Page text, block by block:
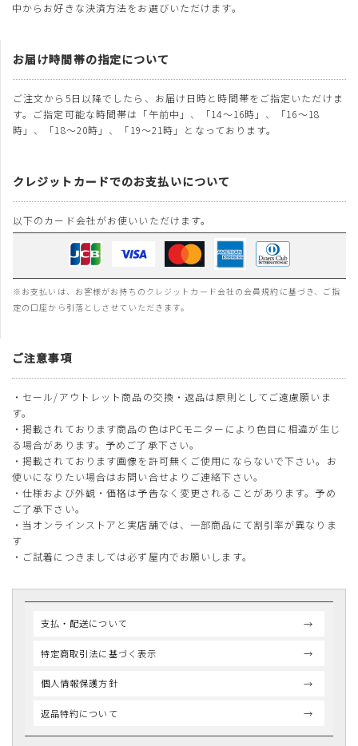
中からお好きな決済方法をお選びいただけます。
お届け時間帯の指定について
ご注文から5日以降でしたら、お届け日時と時間帯をご指定いただけま
す。ご指定可能な時間帯は「午前中」、「14～16時」、「16～18
時」、「18～20時」、「19～21時」となっております。
クレジットカードでのお支払いについて
以下のカード会社がお使いいただけます。
※お支払いは、お客様がお持ちのクレジットカード会社の会員規約に基づき、ご指
定の口座から引落としさせていただきます。
ご注意事項
・セール/アウトレット商品の交換・返品は原則としてご遠慮願いま
す。
・掲載されております商品の色はPCモニターにより色目に相違が生じ
る場合があります。予めご了承下さい。
・掲載されております画像を許可無くご使用にならないで下さい。お
使いになりたい場合はお問い合せよりご連絡下さい。
・仕様および外観・価格は予告なく変更されることがあります。予め
ご了承下さい。
・当オンラインストアと実店舗では、一部商品にて割引率が異なりま
す
・ご試着につきましては必ず屋内でお願いします。
支払・配送について
特定商取引法に基づく表示
個人情報保護方針
返品特約について